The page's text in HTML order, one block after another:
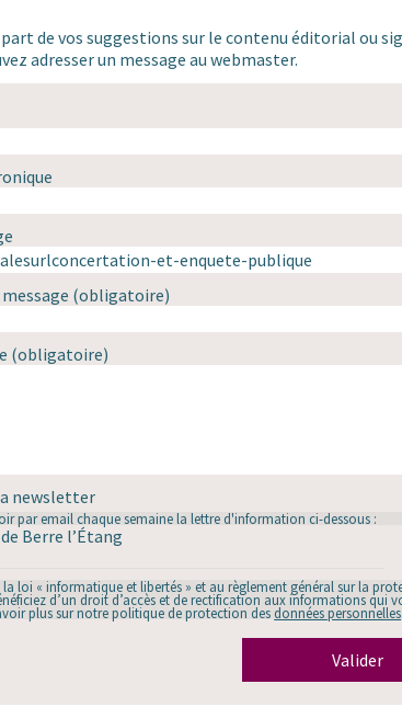
de vos suggestions sur le contenu éditorial ou
adresser un message au webmaster.
(obligatoire)
(obligatoire)
newsletter
par email chaque semaine la lettre d'information ci-dessous :
Berre l’Étang
loi « informatique et libertés » et au règlement général sur la
d’un droit d’accès et de rectification aux informations qui
plus sur notre politique de protection des données personnelles
Valider